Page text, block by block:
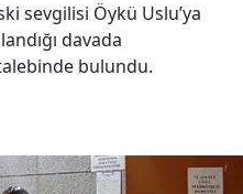
sevgilisi Öykü Uslu’ya
davada
bulundu.